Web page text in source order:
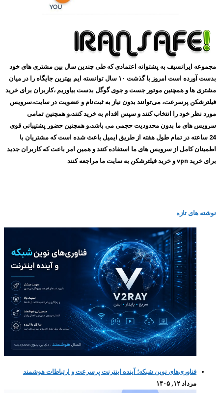
مجموعه ایرانسیف به پشتوانه اعتمادی که طی چندین سال بین مشتری های خود
بدست آورده است امروز با گذشت ۱۰ سال توانسته ایم بهترین جایگاه را در میان
مشتری ها و همچنین موتور جست و جوی گوگل بدست بیاوریم ،کاربران برای خرید
فیلترشکن پرسرعت، می‌توانند بدون نیاز به ثبت‌نام و عضویت در سایت،سرویس
مورد نظر خود را انتخاب کنند و سپس اقدام به خرید کنند،و همچنین تمامی
سرویس های ما بدون محدودیت حجمی می باشد،و همچنین حضور پشتیبانی قوی
24 ساعته در تمام طول هفته از طریق ایمیل باعث شده است که مشتریان با
اطمینان کامل از سرویس های ما استفاده کنند و همین امر باعث که کاربران جدید
برای خرید vpn و خرید فیلترشکن به سایت ما مراجعه کنند
نوشته های تازه
فناوری‌های نوین شبکه؛ آینده اینترنت پرسرعت و ارتباطات هوشمند
مرداد ۱۲, ۱۴۰۵